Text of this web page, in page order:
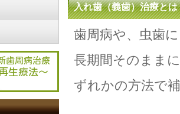
入れ歯（義歯）治療とは
歯周病や、虫歯
長期間そのまま
ずれかの方法で